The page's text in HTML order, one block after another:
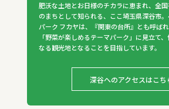
肥沃な土地とお日様のチカラに恵まれ、全
のまちとして知られる、ここ埼玉県深谷市
パーク フカヤは、『関東の台所』とも呼ば
「野菜が楽しめるテーマパーク」に見立て
なる観光地となることを目指しています。
深谷へのアクセスはこち